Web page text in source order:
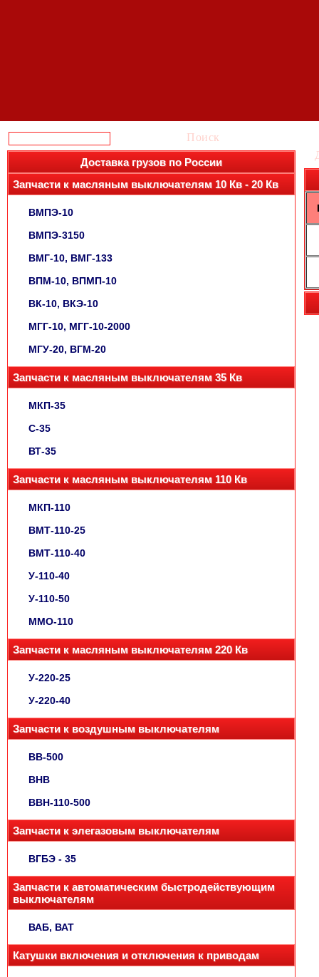
Поиск
Доставка грузов по России
Запчасти к масляным выключателям 10 Кв - 20 Кв
ВМПЭ-10
ВМПЭ-3150
ВМГ-10, ВМГ-133
ВПМ-10, ВПМП-10
ВК-10, ВКЭ-10
МГГ-10, МГГ-10-2000
МГУ-20, ВГМ-20
Запчасти к масляным выключателям 35 Кв
МКП-35
С-35
ВТ-35
Запчасти к масляным выключателям 110 Кв
МКП-110
ВМТ-110-25
ВМТ-110-40
У-110-40
У-110-50
ММО-110
Запчасти к масляным выключателям 220 Кв
У-220-25
У-220-40
Запчасти к воздушным выключателям
ВВ-500
ВНВ
ВВН-110-500
Запчасти к элегазовым выключателям
ВГБЭ - 35
Запчасти к автоматическим быстродействующим
выключателям
ВАБ, ВАТ
Катушки включения и отключения к приводам